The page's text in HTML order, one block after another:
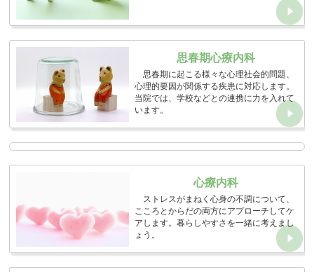
思春期心療内科
思春期に起こる様々な心理社会的問題、
心理的要因が関係する疾患に対応します。
当院では、学校などとの連携に力を入れて
います。
心療内科
ストレスがまねく心身の不調について、
こころとからだの両方にアプローチしてケ
アします。暮らしやすさを一緒に考えまし
ょう。